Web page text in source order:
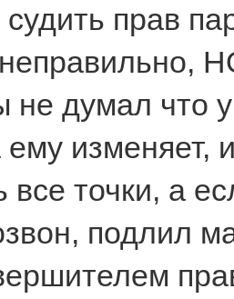
прав
думал что у
изменяет,
все точки, а
подлил